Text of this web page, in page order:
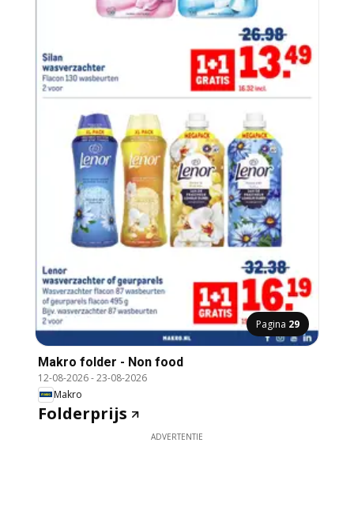
Pagina 29
Makro folder - Non food
12-08-2026-23-08-2026
Makro
Folderprijs
ADVERTENTIE